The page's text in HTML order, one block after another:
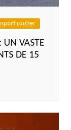
routier
UN VASTE
DE 15